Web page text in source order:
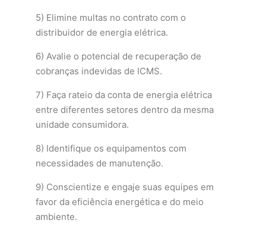
5) Elimine multas no contrato com o
distribuidor de energia elétrica.
6) Avalie o potencial de recuperação de
cobranças indevidas de ICMS.
7) Faça rateio da conta de energia elétrica
entre diferentes setores dentro da mesma
unidade consumidora.
8) Identifique os equipamentos com
necessidades de manutenção.
9) Conscientize e engaje suas equipes em
favor da eficiência energética e do meio
ambiente.